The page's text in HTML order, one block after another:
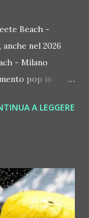
Beach -
nel 2026
- Milano
pop in
Ingresso
vivo anche
già a Pasqua,
Marittima,
A LEGGERE